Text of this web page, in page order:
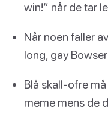
win!” når de tar
Når noen faller
long, gay
Blå skall-ofre
meme mens de